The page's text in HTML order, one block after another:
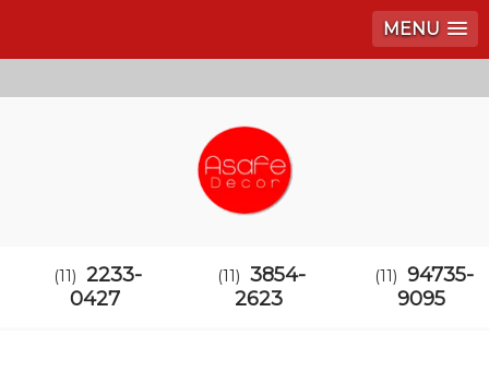
MENU
(11) 2233-
0427
(11) 3854-
2623
(11) 94735-
9095